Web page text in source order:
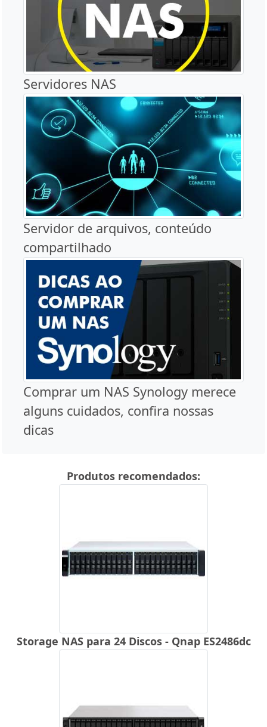
Servidores NAS
Servidor de arquivos, conteúdo
compartilhado
Comprar um NAS Synology merece
alguns cuidados, confira nossas
dicas
Produtos recomendados:
Storage NAS para 24 Discos - Qnap ES2486dc